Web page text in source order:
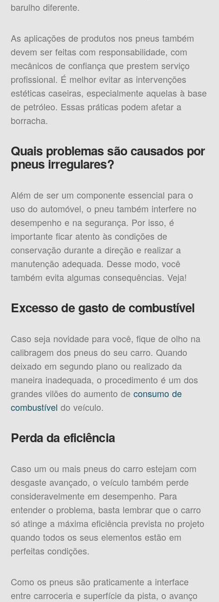
barulho diferente.
As aplicações de produtos nos pneus também
devem ser feitas com responsabilidade, com
mecânicos de confiança que prestem serviço
profissional. É melhor evitar as intervenções
estéticas caseiras, especialmente aquelas à base
de petróleo. Essas práticas podem afetar a
borracha.
Quais problemas são causados por
pneus irregulares?
Além de ser um componente essencial para o
uso do automóvel, o pneu também interfere no
desempenho e na segurança. Por isso, é
importante ficar atento às condições de
conservação durante a direção e realizar a
manutenção adequada. Desse modo, você
também evita algumas consequências. Veja!
Excesso de gasto de combustível
Caso seja novidade para você, fique de olho na
calibragem dos pneus do seu carro. Quando
deixado em segundo plano ou realizado da
maneira inadequada, o procedimento é um dos
grandes vilões do aumento deconsumo de
combustível do veículo.
Perda da eficiência
Caso um ou mais pneus do carro estejam com
desgaste avançado, o veículo também perde
consideravelmente em desempenho. Para
entender o problema, basta lembrar que o carro
só atinge a máxima eficiência prevista no projeto
quando todos os seus elementos estão em
perfeitas condições.
Como os pneus são praticamente a interface
entre carroceria e superfície da pista, o avanço